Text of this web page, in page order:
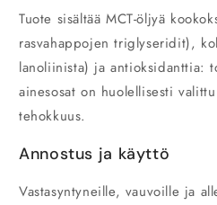
Tuote sisältää MCT-öljyä
rasvahappojen triglyseridit),
lanoliinista) ja antioksidanttia:
ainesosat on huolellisesti
tehokkuus.
Annostus ja käyttö
Vastasyntyneille, vauvoille ja